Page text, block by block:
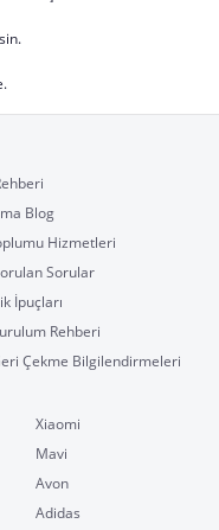
Blog
Hizmetleri
Sorular
İpuçları
Rehberi
Çekme Bilgilendirmeleri
Xiaomi
Mavi
Avon
Adidas